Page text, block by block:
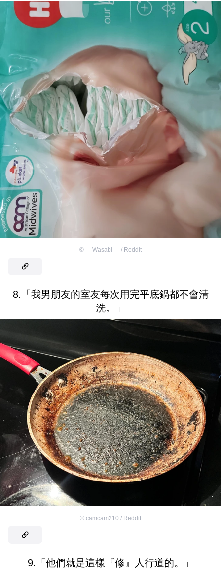
© __Wasabi__ / Reddit
8.「我男朋友的室友每次用完平底鍋都不會清
洗。」
© camcam210 / Reddit
9.「他們就是這樣『修』人行道的。」